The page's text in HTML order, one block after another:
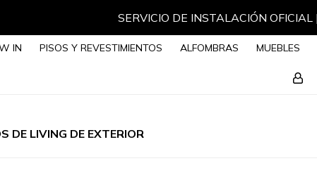
SERVICIO DE INSTALACIÓN
IN PISOS Y REVESTIMIENTOS ALFOMBRAS MUEBLES
DE LIVING DE EXTERIOR